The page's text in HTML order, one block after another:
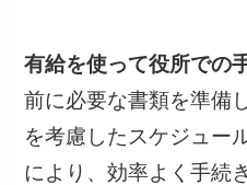
有給を使って役所での
前に必要な書類を準備
を考慮したスケジュー
により、効率よく手続